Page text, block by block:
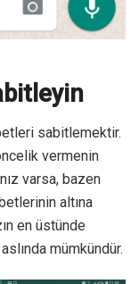
sabitlemektir.
vermenin
varsa, bazen
altına
en üstünde
mümkündür.